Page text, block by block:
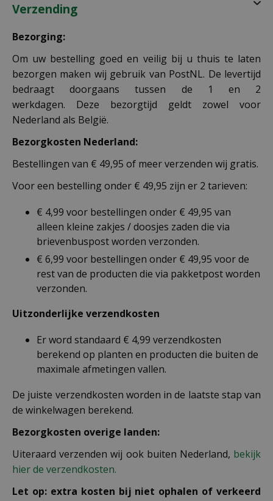
Verzending
Bezorging:
Om uw bestelling goed en veilig bij u thuis te laten
bezorgen maken wij gebruik van PostNL. De levertijd
bedraagt doorgaans tussen de 1 en 2
werkdagen. Deze bezorgtijd geldt zowel voor
Nederland als België.
Bezorgkosten Nederland:
Bestellingen van € 49,95 of meer verzenden wij gratis.
Voor een bestelling onder € 49,95 zijn er 2 tarieven:
€ 4,99 voor bestellingen onder € 49,95 van
alleen kleine zakjes / doosjes zaden die via
brievenbuspost worden verzonden.
€ 6,99 voor bestellingen onder € 49,95 voor de
rest van de producten die via pakketpost worden
verzonden.
Uitzonderlijke verzendkosten
Er word standaard € 4,99 verzendkosten
berekend op planten en producten die buiten de
maximale afmetingen vallen.
De juiste verzendkosten worden in de laatste stap van
de winkelwagen berekend.
Bezorgkosten overige landen:
Uiteraard verzenden wij ook buiten Nederland, bekijk
hier de verzendkosten.
Let op: extra kosten bij niet ophalen of verkeerd